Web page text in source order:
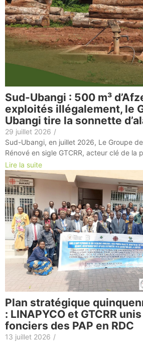
Sud-Ubangi : 500 m³
exploités illégalement, le
Ubangi tire la sonnette
29 juillet 2026 /
Sud-Ubangi, en juillet 2026, Le Groupe
Rénové en sigle GTCRR, acteur clé de la
Lire la suite
Plan stratégique
: LINAPYCO et GTCRR
fonciers des PAP en RDC
13 juillet 2026 /